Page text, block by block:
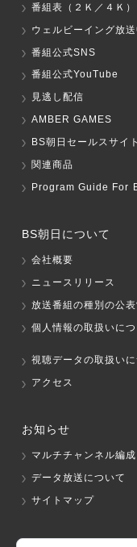
番組表（２Ｋ／４Ｋ）
ウェルビーイング放送
番組公式SNS
番組公式YouTube
見逃し配信
AMBER GAMES
BS朝日セールスサイト
関連商品
Program Guide For
BS朝日について
会社概要
ニュースリリース
放送番組の種別の公
個人情報の取扱いにつ
視聴データの取扱い
アクセス
お知らせ
マルチチャンネル編成
データ放送について
サイトマップ